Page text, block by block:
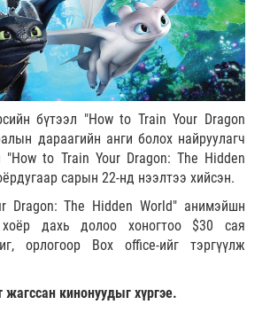
бүтээл "How to Train Your Dragon
дараагийн анги болох найруулагч
"How to Train Your Dragon: The Hidden
сарын 22-нд нээлтээ хийсэн.
Dragon: The Hidden World" анимэйшн
хоёр дахь долоо хоногтоо $30 сая
орлогоор Box office-ийг тэргүүлж
жагссан кинонуудыг хүргэе.